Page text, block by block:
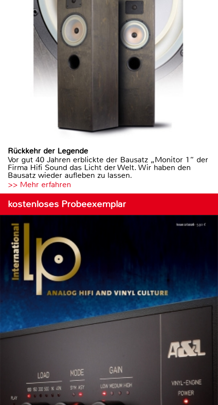
Rückkehr der Legende
Vor gut 40 Jahren erblickte der Bausatz „Monitor 1“ der
Firma Hifi Sound das Licht der Welt. Wir haben den
Bausatz wieder aufleben zu lassen.
>> Mehr erfahren
kostenloses Probeexemplar